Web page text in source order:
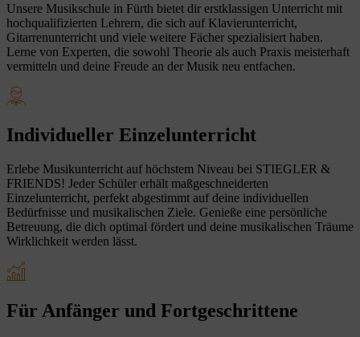
Unsere Musikschule in Fürth bietet dir erstklassigen Unterricht mit
hochqualifizierten Lehrern, die sich auf Klavierunterricht,
Gitarrenunterricht und viele weitere Fächer spezialisiert haben.
Lerne von Experten, die sowohl Theorie als auch Praxis meisterhaft
vermitteln und deine Freude an der Musik neu entfachen.
Individueller Einzelunterricht
Erlebe Musikunterricht auf höchstem Niveau bei STIEGLER &
FRIENDS! Jeder Schüler erhält maßgeschneiderten
Einzelunterricht, perfekt abgestimmt auf deine individuellen
Bedürfnisse und musikalischen Ziele. Genieße eine persönliche
Betreuung, die dich optimal fördert und deine musikalischen Träume
Wirklichkeit werden lässt.
Für Anfänger und Fortgeschrittene